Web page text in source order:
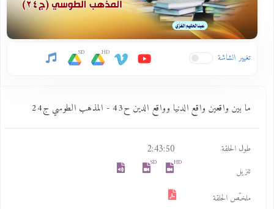
تغيير الشاشة HD
SD
ما بين واقعين واقع الدنيا وواقع الدين ح43 - المذهب الطوسي ج24
طول الحلقة 2:43:50
تنزيل
HD
SD
ملخـّص الحلقة